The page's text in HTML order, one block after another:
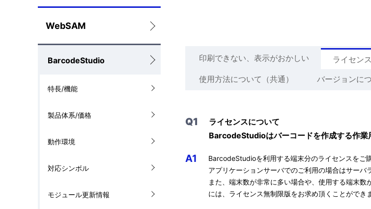
の
現
在
ロ
ー
カ
ル
ビ
ゲ
ョ
WebSAM
BarcodeStudio
特長/機能
製品体系/価格
動作環境
対応シンボル
モジュール更新情報
印刷できない、表示がおかしい ライセンス
使用方法について（共通） バージョンに
Q1
ライセンスについて
BarcodeStudioはバーコードを作成する作業
A1
BarcodeStudioを利用する端末分のライセンスをご
アプリケーションサーバでのご利用の場合はサーバ
また、端末数が非常に多い場合や、使用する端末数
には、ライセンス無制限版をお求め頂くことができ